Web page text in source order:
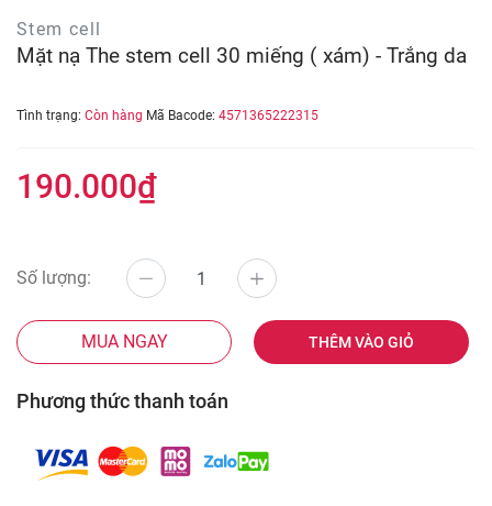
Stem cell
Mặt nạ The stem cell 30 miếng ( xám) - Trắng da
Tình trạng: Còn hàng Mã Bacode: 4571365222315
190.000₫
Số lượng:
MUA NGAY THÊM VÀO GIỎ
Phương thức thanh toán